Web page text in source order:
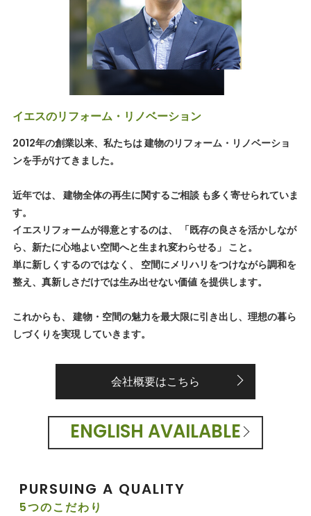
イエスのリフォーム・リノベーション
2012年の創業以来、私たちは 建物のリフォーム・リノベーショ
ンを手がけてきました。
近年では、 建物全体の再生に関するご相談 も多く寄せられていま
す。
イエスリフォームが得意とするのは、 「既存の良さを活かしなが
ら、新たに心地よい空間へと生まれ変わらせる」 こと。
単に新しくするのではなく、 空間にメリハリをつけながら調和を
整え、真新しさだけでは生み出せない価値 を提供します。
これからも、 建物・空間の魅力を最大限に引き出し、理想の暮ら
しづくりを実現 していきます。
会社概要はこちら
ENGLISH AVAILABLE
PURSUING A QUALITY
5つのこだわり